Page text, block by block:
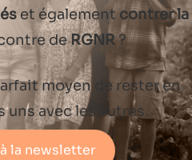
et également contrer la
deRGNR?
moyen de rester en
uns avec les autres.
la newsletter